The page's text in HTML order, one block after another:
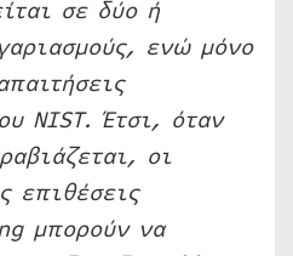
σε δύο ή
ενώ μόνο
NIST. Έτσι, όταν
οι
επιθέσεις
μπορούν να